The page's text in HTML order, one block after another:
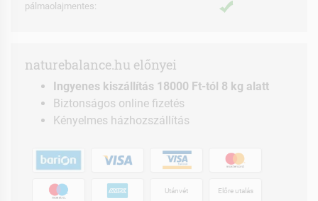
pálmaolajmentes:
naturebalance.hu előnyei
Ingyenes kiszállítás 18000 Ft-tól 8 kg alatt
Biztonságos online fizetés
Kényelmes házhozszállítás
Utánvét Előre utalás